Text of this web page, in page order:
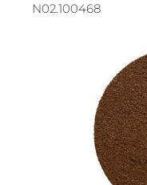
N02.100468